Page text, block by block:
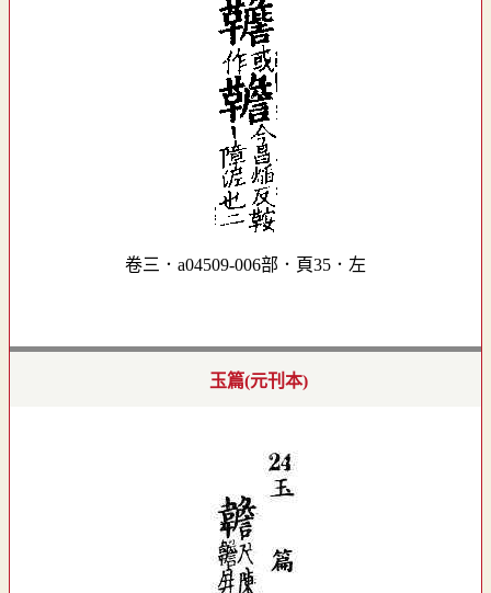
卷三．a04509-006部．頁35．左
玉篇(元刊本)